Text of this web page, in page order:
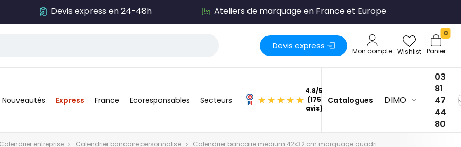
Devis express en 24-48h Ateliers de marquage en France et Europe
Devis express
Mon compte Wishlist Panier
0
Nouveautés Express France Ecoresponsables Secteurs Catalogues DIMO
03
81
47
44
80
Calendrier entreprise Calendrier bancaire personnalisé Calendrier bancaire medium 42x32 cm marquage quadri